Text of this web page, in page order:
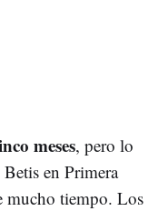
meses, pero lo
en Primera
mucho tiempo. Los